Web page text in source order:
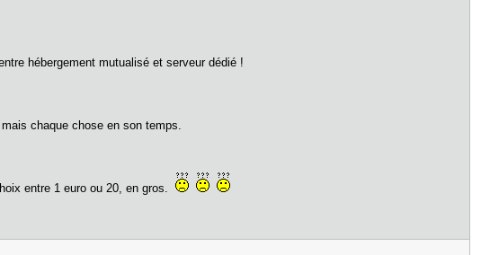
hébergement mutualisé et serveur dédié !
chaque chose en son temps.
entre 1 euro ou 20, en gros.